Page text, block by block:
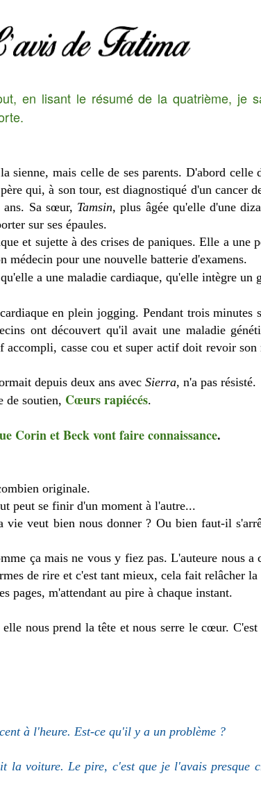
en lisant le résumé de la quatrième, je
sienne, mais celle de ses parents. D'abord celle
qui, à son tour, est diagnostiqué d'un cancer
Sa sœur, Tamsin, plus âgée qu'elle d'une
sur ses épaules.
et sujette à des crises de paniques. Elle a une
pour une nouvelle batterie d'examens.
a une maladie cardiaque, qu'elle intègre un
en plein jogging. Pendant trois minutes
ont découvert qu'il avait une maladie
casse cou et super actif doit revoir son
depuis deux ans avec Sierra, n'a pas résisté.
de soutien, Cœurs rapiécés.
Corin et Beck vont faire connaissance.
originale.
peut se finir d'un moment à l'autre...
veut bien nous donner ? Ou bien faut-il
ça mais ne vous y fiez pas. L'auteure nous a
de rire et c'est tant mieux, cela fait relâcher la
pages, m'attendant au pire à chaque instant.
nous prend la tête et nous serre le cœur.
à l'heure. Est-ce qu'il y a un problème ?
la voiture. Le pire, c'est que je l'avais presque